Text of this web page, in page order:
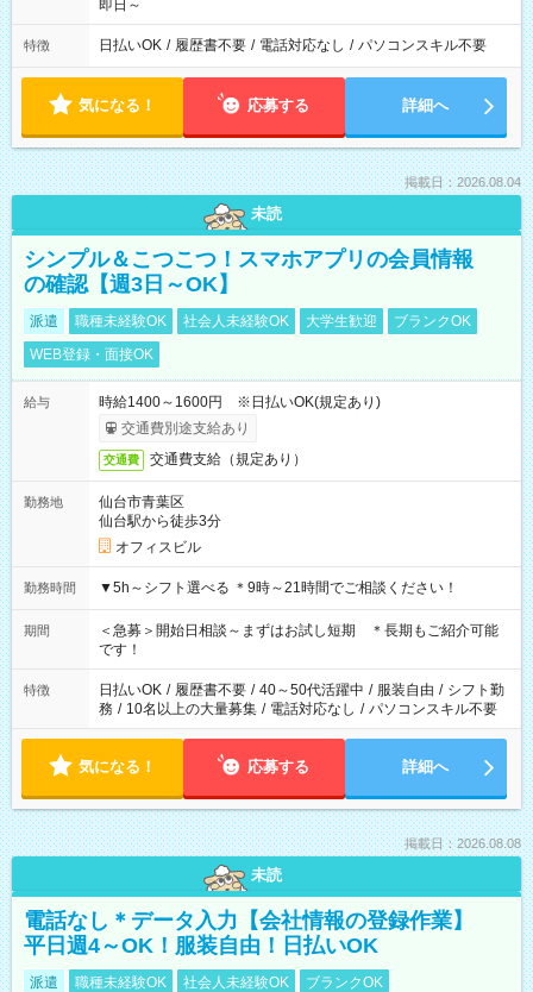
即日～
特徴 日払いOK / 履歴書不要 / 電話対応なし / パソコンスキル不要
気になる！ 応募する 詳細へ
掲載日：2026.08.04
未読
シンプル＆こつこつ！スマホアプリの会員情報
の確認【週3日～OK】
派遣 職種未経験OK 社会人未経験OK 大学生歓迎
ブランクOK
WEB登録・面接OK
給与
時給1400～1600円 ※日払いOK(規定あり)
交通費別途支給あり
交通費 交通費支給（規定あり）
勤務地
仙台市青葉区
仙台駅から徒歩3分
オフィスビル
勤務時間 ▼5h～シフト選べる ＊9時～21時間でご相談ください！
期間
＜急募＞開始日相談～まずはお試し短期 ＊長期もご紹介可能
です！
特徴 日払いOK / 履歴書不要 / 40～50代活躍中 / 服装自由 / シフト勤
務 / 10名以上の大量募集 / 電話対応なし / パソコンスキル不要
気になる！ 応募する 詳細へ
掲載日：2026.08.08
未読
電話なし＊データ入力【会社情報の登録作業】
平日週4～OK！服装自由！日払いOK
派遣 職種未経験OK 社会人未経験OK
ブランクOK